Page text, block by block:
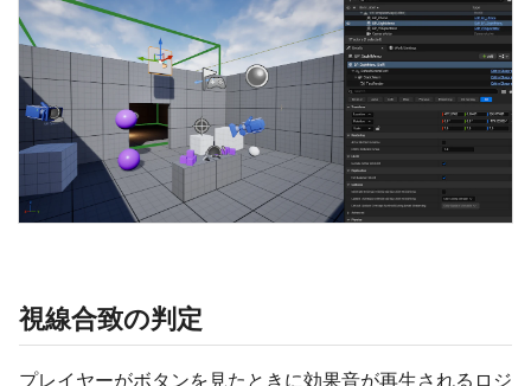
視線合致の判定
プレイヤーがボタンを見たときに効果音が再生されるロジ